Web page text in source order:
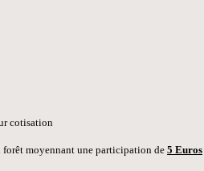
cotisation
forêt moyennant une participation de 5 Euros